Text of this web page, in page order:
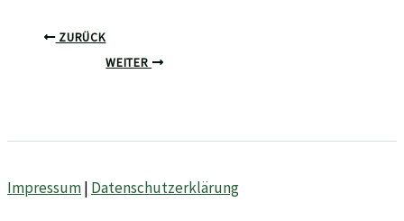
ZURÜCK
WEITER
Impressum| Datenschutzerklärung